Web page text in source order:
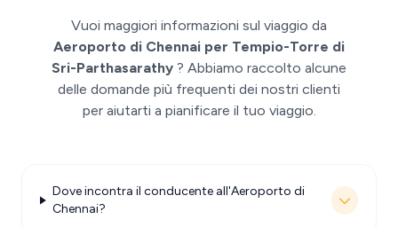
Vuoi maggiori informazioni sul viaggio da
Aeroporto di Chennai per Tempio-Torre di
Sri-Parthasarathy ? Abbiamo raccolto alcune
delle domande più frequenti dei nostri clienti
per aiutarti a pianificare il tuo viaggio.
Dove incontra il conducente all'Aeroporto di
Chennai?